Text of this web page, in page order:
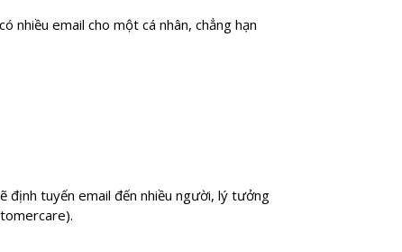
nhiều email cho một cá nhân, chẳng hạn
định tuyến email đến nhiều người, lý tưởng